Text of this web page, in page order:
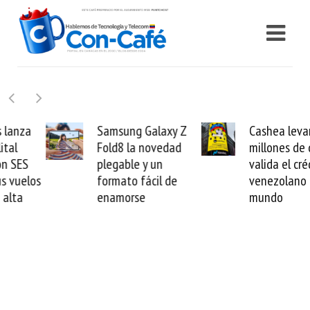
Samsung Galaxy Z
Fold8 la novedad
plegable y un
formato fácil de
enamorse
Cashea levanta 100
millones de dólares y
valida el crédito del
venezolano ante el